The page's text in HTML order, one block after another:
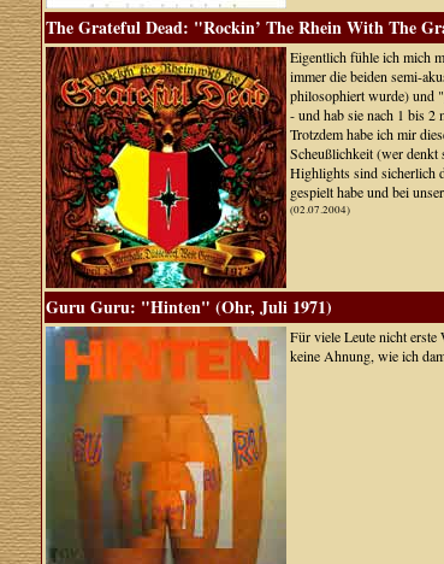
The Grateful Dead: "Rockin’ The Rhein With The
Eigentlich fühle ich mich
immer die beiden semi-
philosophiert wurde) und "
- und hab sie nach 1 bis
Trotzdem habe ich mir
Scheußlichkeit (wer denkt
Highlights sind sicherlich
gespielt habe und bei
(02.07.2004)
Guru Guru: "Hinten" (Ohr, Juli 1971)
Für viele Leute nicht erste
keine Ahnung, wie ich